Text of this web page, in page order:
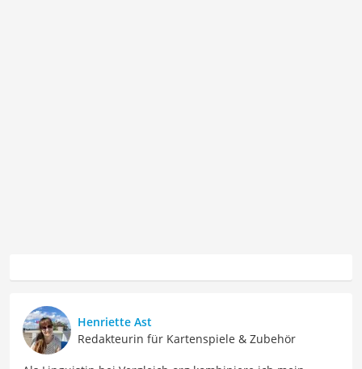
Henriette Ast
Redakteurin für Kartenspiele & Zubehör